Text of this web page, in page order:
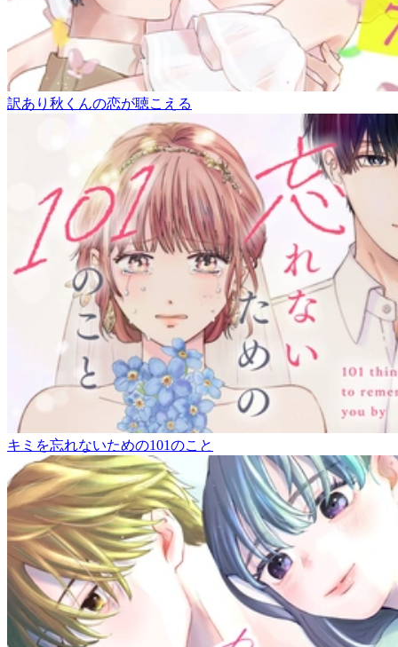
訳あり秋くんの恋が聴こえる
キミを忘れないための101のこと